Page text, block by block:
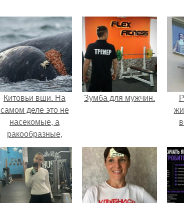
Китовьи вши. На
самом деле это не
насекомые, а
ракообразные,
относящиеся к
бокоплавам.
Зумба для мужчин.